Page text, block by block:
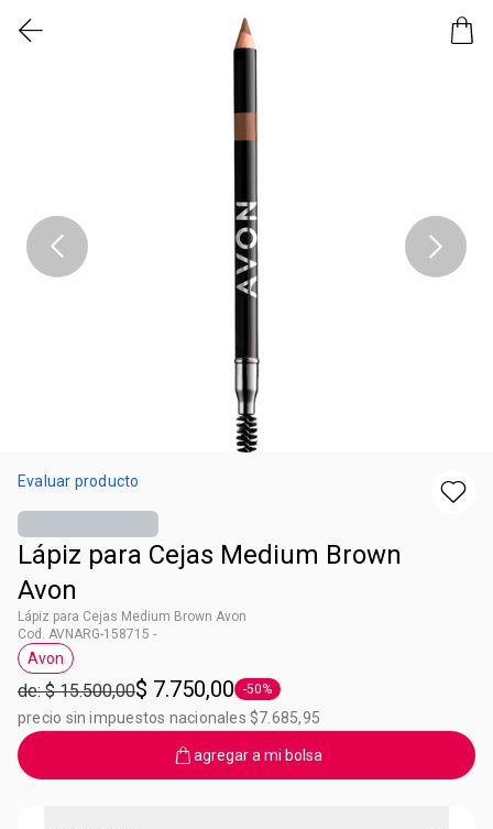
Evaluar producto
Lápiz para Cejas Medium Brown
Avon
Lápiz para Cejas Medium Brown Avon
Cod. AVNARG-158715 -
Etiqueta Avon
Avon
de: $ 15.500,00$ 7.750,00 Etiqueta -50%
-50%
precio sin impuestos nacionales $7.685,95
agregar a mi bolsa